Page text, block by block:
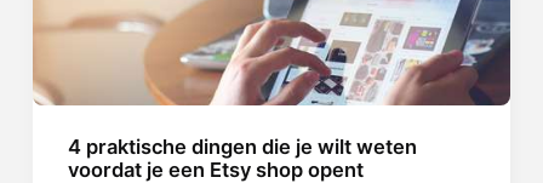
4 praktische dingen die je wilt weten
voordat je een Etsy shop opent